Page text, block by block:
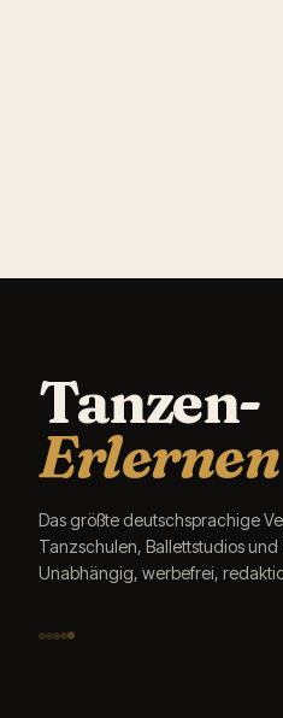
Tanzen-
Erlernen
Das größte deutschsprachige
Tanzschulen, Ballettstudios
Unabhängig, werbefrei,